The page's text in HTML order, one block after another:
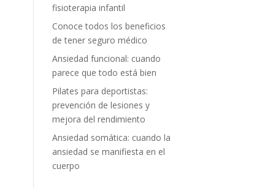
fisioterapia infantil
Conoce todos los beneficios
de tener seguro médico
Ansiedad funcional: cuando
parece que todo está bien
Pilates para deportistas:
prevención de lesiones y
mejora del rendimiento
Ansiedad somática: cuando la
ansiedad se manifiesta en el
cuerpo